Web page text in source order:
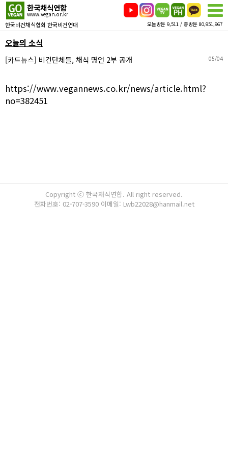
한국채식연합
www.vegan.or.kr
한국비건채식협회 한국비건연대 오늘방문 9,511 / 총방문 80,951,967
오늘의 소식
[카드뉴스] 비건단체들, 채식 명언 2부 공개 05/04
https://www.vegannews.co.kr/news/article.html?
no=382451
Copyright ⓒ 한국채식연합. All right reserved.
전화번호: 02-707-3590 이메일: Lwb22028@hanmail.net